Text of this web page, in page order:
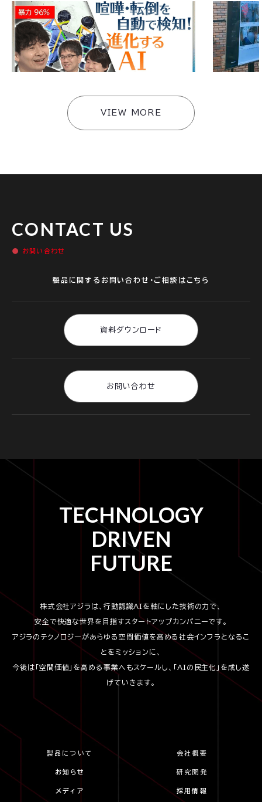
2026.06. 11
テレビ東京「アンパラレルド〜ニッポン発、世界
へ〜」にアジラが出演しました
#メディア
2026 06.
アジラがテレ
ビジネスサテ
#メディア
VIEW MORE
CONTACT US
お問い合わせ
製品に関するお問い合わせ・ご相談はこちら
資料ダウンロード
お問い合わせ
TECHNOLOGY
DRIVEN
FUTURE
株式会社アジラは、行動認識AIを軸にした技術の力で、
安全で快適な世界を目指すスタートアップカンパニーです。
アジラのテクノロジーがあらゆる空間価値を高める社会インフラとなるこ
とをミッションに、
今後は「空間価値」を高める事業へもスケールし、「AIの民主化」を成し遂
げていきます。
製品について 会社概要
お知らせ 研究開発
メディア 採用情報